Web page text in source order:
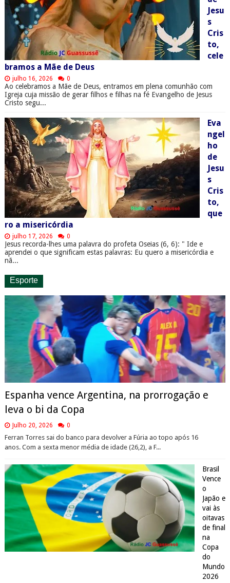
Jesu
s
Cris
to,
cele
bramos a Mãe de Deus
julho 16, 2026 0
Ao celebramos a Mãe de Deus, entramos em plena comunhão com
Igreja cuja missão de gerar filhos e filhas na fé Evangelho de Jesus
Cristo segu...
Eva
ngel
ho
de
Jesu
s
Cris
to,
que
ro a misericórdia
julho 17, 2026 0
Jesus recorda-lhes uma palavra do profeta Oseias (6, 6): " Ide e
aprendei o que significam estas palavras: Eu quero a misericórdia e
nã...
Esporte
Espanha vence Argentina, na prorrogação e
leva o bi da Copa
Julho 20, 2026 0
Ferran Torres sai do banco para devolver a Fúria ao topo após 16
anos. Com a sexta menor média de idade (26,2), a F...
Brasil
Vence
o
Japão e
vai às
oitavas
de final
na
Copa
do
Mundo
2026